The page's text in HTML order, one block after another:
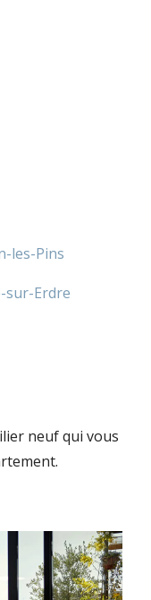
les-Pins
sur-Erdre
neuf qui vous